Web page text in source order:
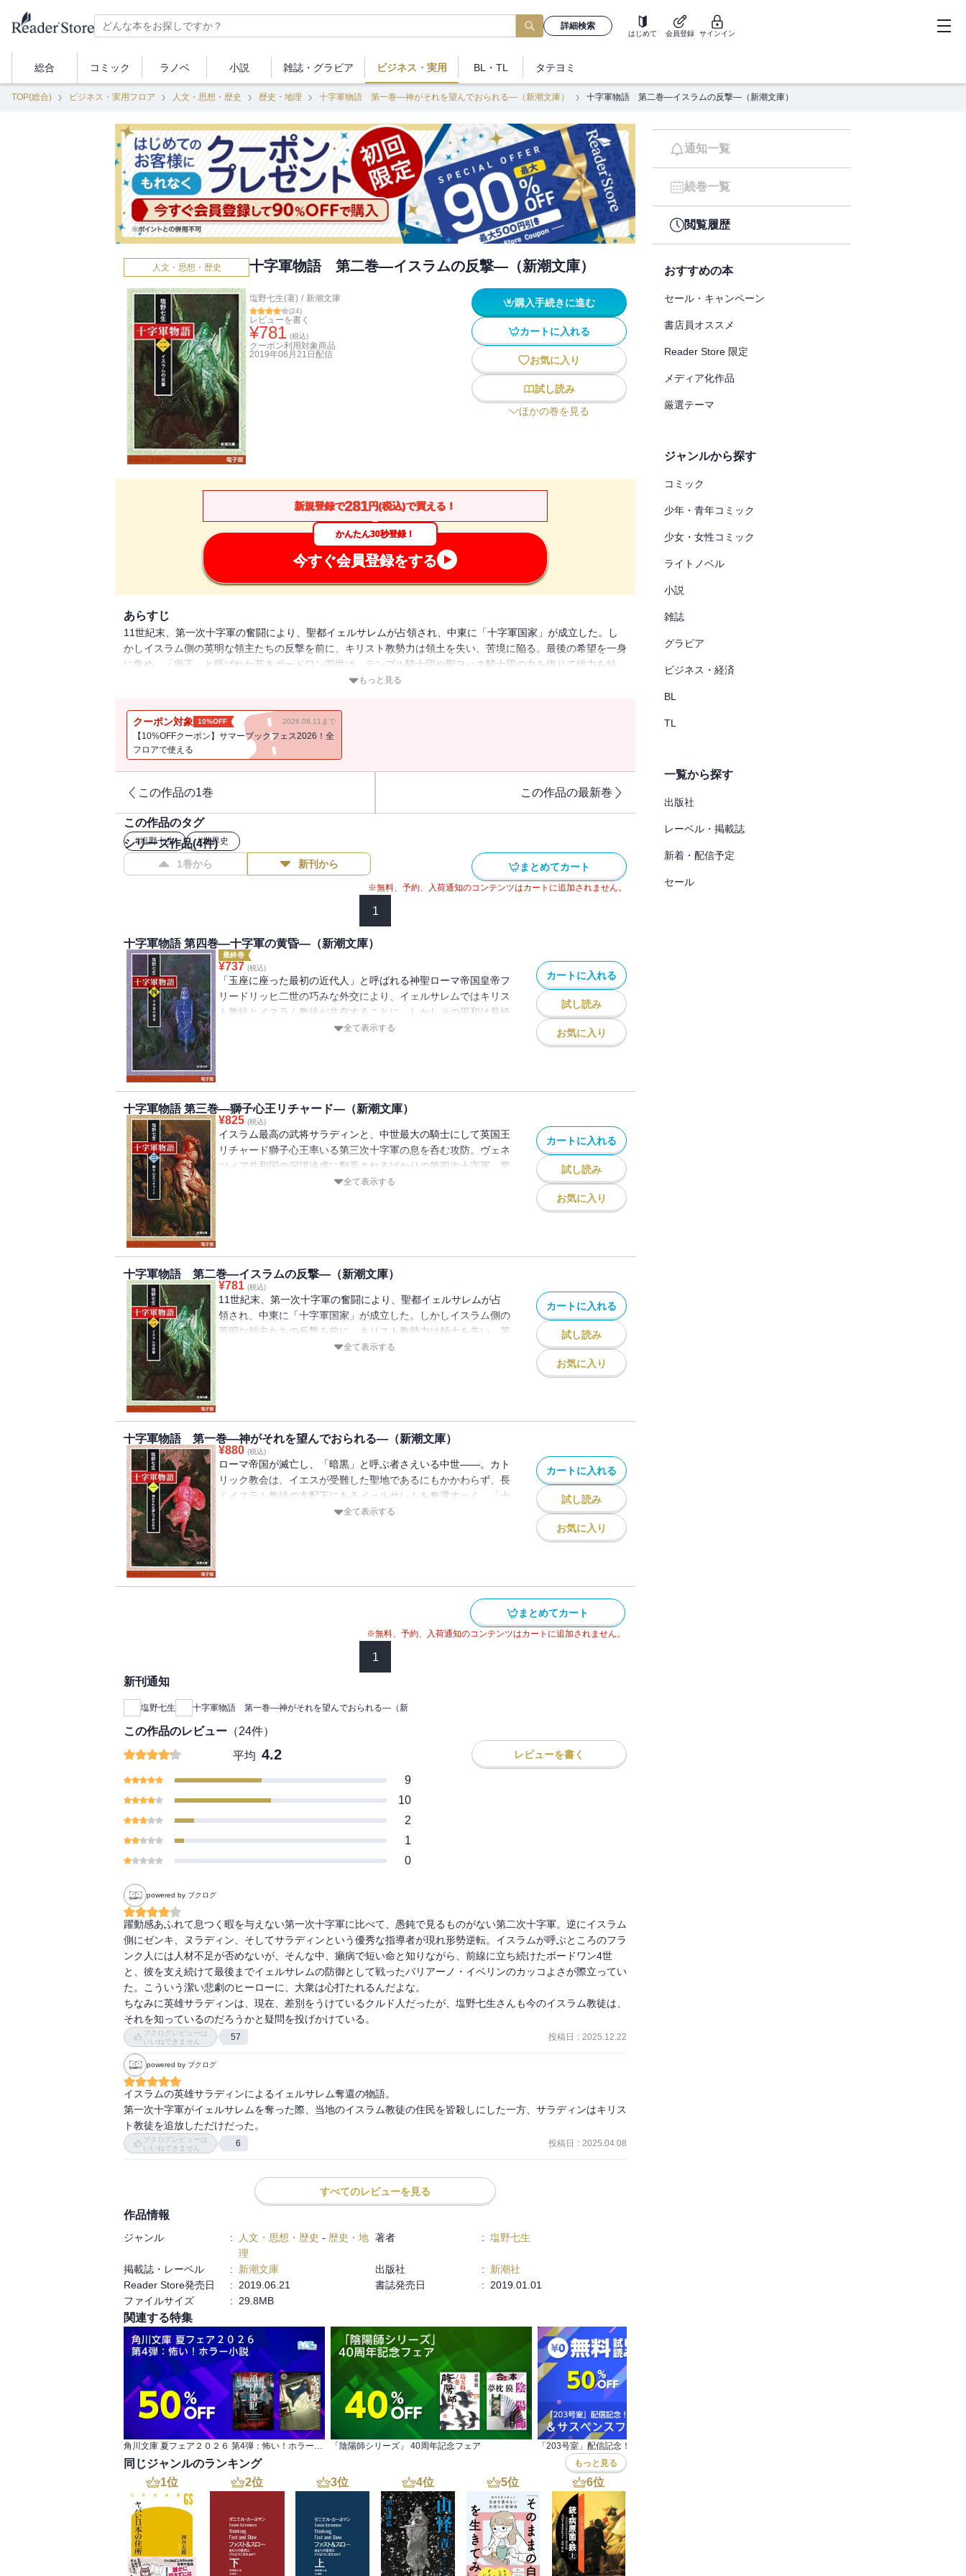
詳細検索
はじめて 会員登録 サインイン
総合 コミック ラノベ 小説 雑誌・ グラビア ビジネス ・実用 BL・TL タテヨミ
TOP(総合) ビジネス・実用フロア 人文・思想・歴史 歴史・地理 十字軍物語 第一巻―神がそれを望んでおられる―（新潮文庫） 十字軍物語 第二巻―イスラムの反撃―（新潮文庫）
人文・思想・歴史 十字軍物語 第二巻―イスラムの反撃―（新潮文庫）
塩野七生(著) / 新潮文庫
(24)
レビューを書く
¥781 (税込)
クーポン利用対象商品
2019年06月21日 配信
購入手続きに進む
カートに入れる
お気に入り
試し読み
ほかの巻を見る
新規登録で281 円(税込)で買える！
かんたん30秒登録！
今すぐ会員登録をする
あらすじ
11世紀末、第一次十字軍の奮闘により、聖都イェルサレムが占領され、中東に「十字軍国家」が成立した。し
かしイスラム側の英明な領主たちの反撃を前に、キリスト教勢力は領土を失い、苦境に陥る。最後の希望を一身
に集め、「癩王」と呼ばれた若きボードワン四世は、テンプル騎士団や聖ヨハネ騎士団の力を借りて総力を結
集。「聖戦」を唱えるイスラムの英雄サラディンとの全面対決を迎えるのだった。
もっと見る
クーポン対象 10%OFF 2026.08.11まで
【10%OFFクーポン】サマーブックフェス2026！全
フロアで使える
この作品の1巻 この作品の最新巻
この作品のタグ
#塩野七生 #世界史
シリーズ作品(4件)
1巻から 新刊から まとめてカート
※無料、予約、入荷通知のコンテンツはカートに追加されません。
1
十字軍物語 第四巻―十字軍の黄昏―（新潮文庫）
最終巻
¥737 (税込)
「玉座に座った最初の近代人」と呼ばれる神聖ローマ帝国皇帝フ
リードリッヒ二世の巧みな外交により、イェルサレムではキリス
ト教徒とイスラム教徒が共存することに。しかしその平和は長続
きせず、現代では「聖人」と崇められるフランス王ルイ九世が率
全て表示する
カートに入れる
試し読み
お気に入り
十字軍物語 第三巻―獅子心王リチャード―（新潮文庫）
¥825 (税込)
イスラム最高の武将サラディンと、中世最大の騎士にして英国王
リチャード獅子心王率いる第三次十字軍の息を呑む攻防。ヴェネ
ツィア共和国の深謀遠慮に翻弄されるばかりの第四次十字軍。業
を煮やしたカトリック教会自身が武器を手にして指揮を執った、
全て表示する
カートに入れる
試し読み
お気に入り
十字軍物語 第二巻―イスラムの反撃―（新潮文庫）
¥781 (税込)
11世紀末、第一次十字軍の奮闘により、聖都イェルサレムが占
領され、中東に「十字軍国家」が成立した。しかしイスラム側の
英明な領主たちの反撃を前に、キリスト教勢力は領土を失い、苦
境に陥る。最後の希望を一身に集め、「癩王」と呼ばれた若きボ
全て表示する
カートに入れる
試し読み
お気に入り
十字軍物語 第一巻―神がそれを望んでおられる―（新潮文庫）
¥880 (税込)
ローマ帝国が滅亡し、「暗黒」と呼ぶ者さえいる中世――。カト
リック教会は、イエスが受難した聖地であるにもかかわらず、長
くイスラム教徒の支配下にあるイェルサレムを奪還すべく、「十
字軍」結成を提唱する。これに呼応した七人の諸侯たちは、それ
全て表示する
カートに入れる
試し読み
お気に入り
まとめてカート
※無料、予約、入荷通知のコンテンツはカートに追加されません。
1
新刊通知
塩野七生 十字軍物語 第一巻―神がそれを望んでおられる―（新
この作品のレビュー （24件）
平均 4.2 レビューを書く
9
10
2
1
0
powered by ブクログ
躍動感あふれて息つく暇を与えない第一次十字軍に比べて、愚鈍で見るものがない第二次十字軍。逆にイスラム
側にゼンキ、ヌラディン、そしてサラディンという優秀な指導者が現れ形勢逆転。イスラムが呼ぶところのフラ
ンク人には人材不足が否めないが、そんな中、癩病で短い命と知りながら、前線に立ち続けたボードワン4世
と、彼を支え続けて最後までイェルサレムの防御として戦ったバリアーノ・イベリンのカッコよさが際立ってい
た。こういう潔い悲劇のヒーローに、大衆は心打たれるんだよな。
ちなみに英雄サラディンは、現在、差別をうけているクルド人だったが、塩野七生さんも今のイスラム教徒は、
それを知っているのだろうかと疑問を投げかけている。
ブクログレビューは
いいねできません
57 投稿日 : 2025.12.22
powered by ブクログ
イスラムの英雄サラディンによるイェルサレム奪還の物語。
第一次十字軍がイェルサレムを奪った際、当地のイスラム教徒の住民を皆殺しにした一方、サラディンはキリス
ト教徒を追放しただけだった。
ブクログレビューは
いいねできません
6 投稿日 : 2025.04.08
すべてのレビューを見る
作品情報
ジャンル : 人文・思想・歴史 - 歴史・地
理
著者 : 塩野七生
掲載誌・レーベル : 新潮文庫 出版社 :
新潮社
Reader Store発売日
: 2019.06.21 書誌発売日 : 2019.01.01
ファイルサイズ
: 29.8MB
関連する特集
角川文庫 夏フェア２０２６ 第4弾：怖い！ホラー小説 「陰陽師シリーズ」 40周年記念フェア
同じジャンルのランキング もっと見る
1位 2位 3位 4位 5位 6位
通知一覧
続巻一覧
閲覧履歴
おすすめの本
セール・キャンペーン
書店員オススメ
Reader Store 限定
メディア化作品
厳選テーマ
ジャンルから探す
コミック
少年・青年コミック
少女・女性コミック
ライトノベル
小説
雑誌
グラビア
ビジネス・経済
BL
TL
一覧から探す
出版社
レーベル・掲載誌
新着・配信予定
セール